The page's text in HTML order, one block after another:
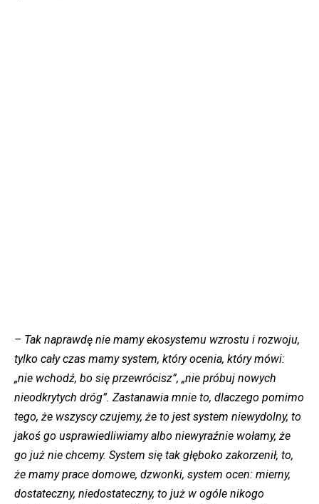
– Tak naprawdę nie mamy ekosystemu wzrostu i rozwoju,
tylko cały czas mamy system, który ocenia, który mówi:
„nie wchodź, bo się przewrócisz”, „nie próbuj nowych
nieodkrytych dróg”. Zastanawia mnie to, dlaczego pomimo
tego, że wszyscy czujemy, że to jest system niewydolny, to
jakoś go usprawiedliwiamy albo niewyraźnie wołamy, że
go już nie chcemy. System się tak głęboko zakorzenił, to,
że mamy prace domowe, dzwonki, system ocen: mierny,
dostateczny, niedostateczny, to już w ogóle nikogo